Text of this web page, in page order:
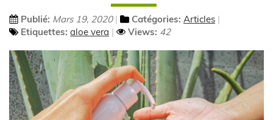
Publié: Mars 19, 2020 Catégories: Articles
Etiquettes: aloe vera Views: 42